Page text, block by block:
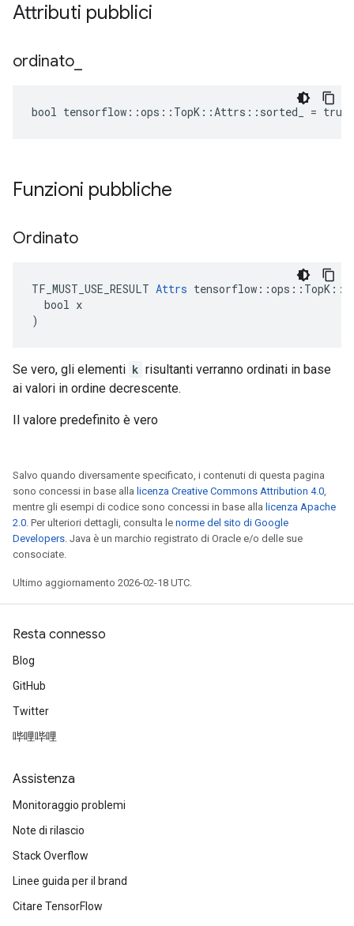
Attributi pubblici
ordinato
bool tensorflow::ops::TopK::Attrs::sorted_ = true
Funzioni pubbliche
Ordinato
TF_MUST_USE_RESULT Attrs
  bool x
)
Se vero, gli elementi k risultanti verranno ordinati in base
ai valori in ordine decrescente.
Il valore predefinito è vero
Salvo quando diversamente specificato, i contenuti di questa pagina
sono concessi in base alla licenza Creative Commons Attribution 4.0,
mentre gli esempi di codice sono concessi in base alla licenza Apache
2.0. Per ulteriori dettagli, consulta le norme del sito di Google
Developers. Java è un marchio registrato di Oracle e/o delle sue
consociate.
Ultimo aggiornamento 2026-02-18 UTC.
Resta connesso
Blog
GitHub
Twitter
哔哩哔哩
Assistenza
Monitoraggio problemi
Note di rilascio
Stack Overflow
Linee guida per il brand
Citare TensorFlow